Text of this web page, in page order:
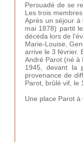
Persuadé de se
Les trois
Après un séjour à
mai 1878) partit
décéda lors de
Marie-Louise,
arrive le 3 février.
André Parot (né à
1945, devant la
provenance de
Parot, brûlé vif, le
Une place Parot